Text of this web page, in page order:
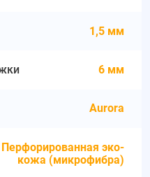
1,5 мм
6 мм
Aurora
Перфорированная эко-
кожа (микрофибра)